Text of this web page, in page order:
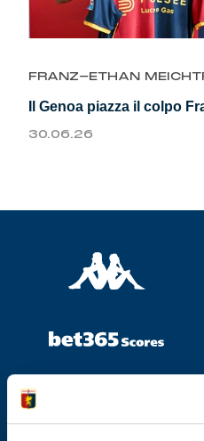
Genoa Academy
Tacchettee Collection
Urban Collection
Throwback Duemila
Red&Blue Voices
Summer Sale
FRANZ-ETHAN
Il Genoa piazza il colpo
30.06.26